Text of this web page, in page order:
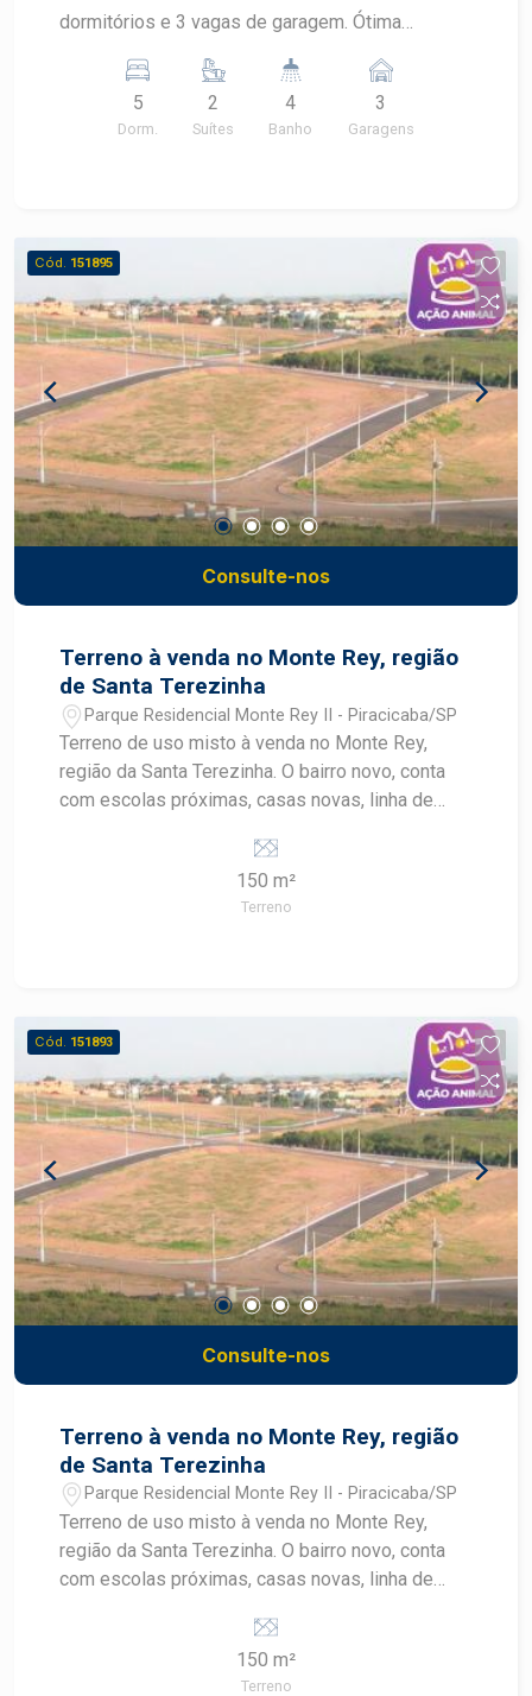
dormitórios e 3 vagas de garagem. Ótima
áreas de lazer. Não perca essa oportunidade
única de morar em um dos bairros mais
desejados de Piracicaba!
5
Dorm.
2
Suítes
4
Banho
3
Garagens
Cód. 151895
Consulte-nos
Terreno à venda no Monte Rey, região
de Santa Terezinha
Parque Residencial Monte Rey II - Piracicaba/SP
Terreno de uso misto à venda no Monte Rey,
região da Santa Terezinha. O bairro novo, conta
com escolas próximas, casas novas, linha de
venda pode ser feita com financiamento para
150 m²
Terreno
Cód. 151893
Consulte-nos
Terreno à venda no Monte Rey, região
de Santa Terezinha
Parque Residencial Monte Rey II - Piracicaba/SP
Terreno de uso misto à venda no Monte Rey,
região da Santa Terezinha. O bairro novo, conta
com escolas próximas, casas novas, linha de
venda pode ser feita com financiamento para
150 m²
Terreno